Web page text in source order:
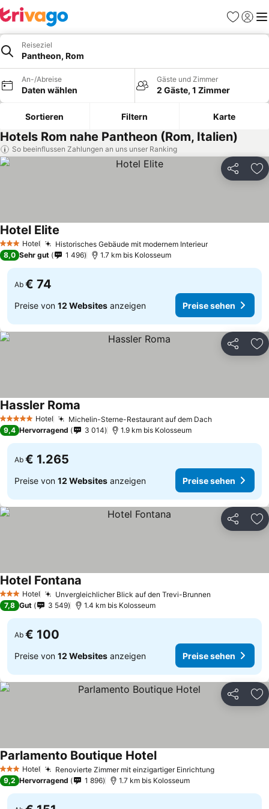
Favoriten
Reiseziel
Pantheon, Rom
An-/Abreise
Daten wählen
Gäste und Zimmer
2 Gäste, 1 Zimmer
Sortieren Filtern Karte
Hotels Rom nahe Pantheon (Rom, Italien)
So beeinflussen Zahlungen an uns unser Ranking
Teilen
3 SterneHotel Historisches Gebäude mit modernem Interieur
Hotel Elite
8,0 Sehr gut 1 496 1.7 km bis Kolosseum
Ab € 74
Preise von 12 Websites anzeigen Preise sehen
Teilen
5 Sterne Hotel Michelin-Sterne-Restaurant auf dem Dach
Hassler Roma
9,4 Hervorragend 3 014 1.9 km bis Kolosseum
Ab € 1.265
Preise von 12 Websites anzeigen Preise sehen
Teilen
3 SterneHotel Unvergleichlicher Blick auf den Trevi-Brunnen
Hotel Fontana
7,8 Gut 3 549 1.4 km bis Kolosseum
Ab € 100
Preise von 12 Websites anzeigen Preise sehen
Teilen
3 SterneHotel Renovierte Zimmer mit einzigartiger Einrichtung
Parlamento Boutique Hotel
9,2 Hervorragend 1 896 1.7 km bis Kolosseum